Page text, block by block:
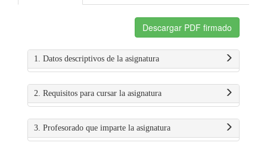
Descargar PDF firmado
1. Datos descriptivos de la asignatura
2. Requisitos para cursar la asignatura
3. Profesorado que imparte la asignatura